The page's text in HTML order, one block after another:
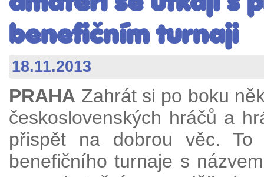
benefičním turnaji
18.11.2013
PRAHA Zahrát si po boku
československých hráčů a
přispět na dobrou věc. To
benefičního turnaje s